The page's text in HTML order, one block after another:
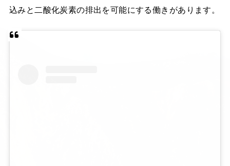
込みと二酸化炭素の排出を可能にする働きがあります。